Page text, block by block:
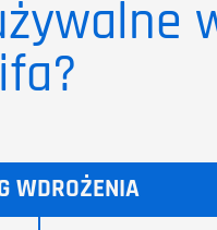
WDROŻENIA